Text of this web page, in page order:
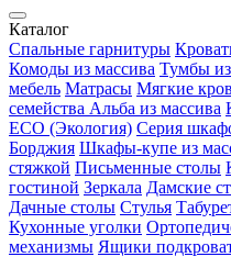
Каталог
Спальные гарнитуры
Комоды из массива Тумбы
мебель Матрасы Мягкие
семейства Альба из массива
ECO (Экология) Серия
Борджия Шкафы-купе из
стяжкой Письменные столы
гостиной Зеркала Дамские
Дачные столы Стулья
Кухонные уголки
механизмы Ящики